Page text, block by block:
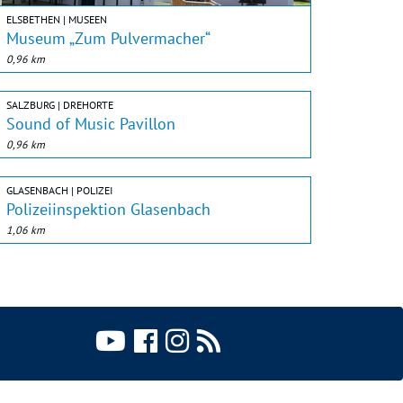
ELSBETHEN | MUSEEN
Museum „Zum Pulvermacher“
0,96 km
SALZBURG | DREHORTE
Sound of Music Pavillon
0,96 km
GLASENBACH | POLIZEI
Polizeiinspektion Glasenbach
1,06 km